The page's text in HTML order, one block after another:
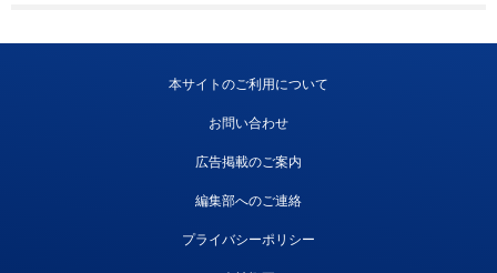
本サイトのご利用について
お問い合わせ
広告掲載のご案内
編集部へのご連絡
プライバシーポリシー